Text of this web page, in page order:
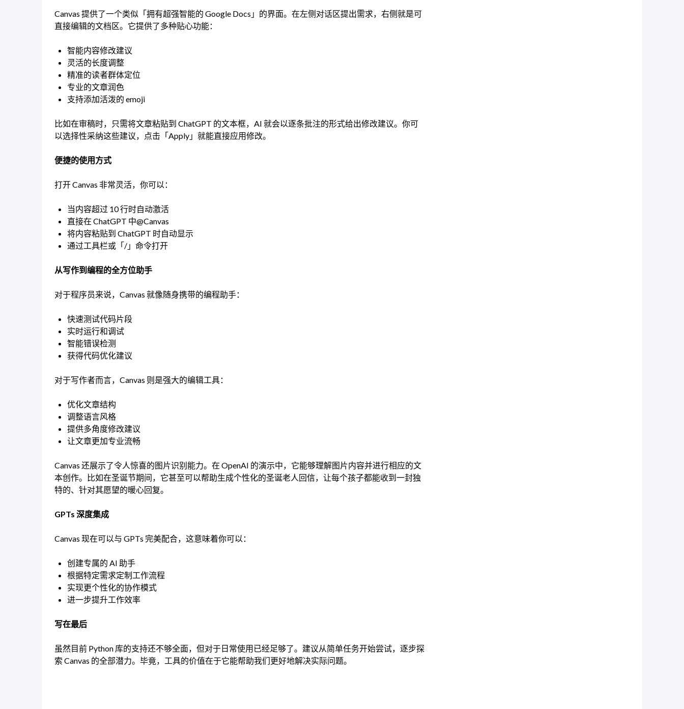
Canvas 提供了一个类似「拥有超强智能的 Google Docs」的界面。在左侧对话区提出需求，右侧就是可
直接编辑的文档区。它提供了多种贴心功能：
智能内容修改建议
灵活的长度调整
精准的读者群体定位
专业的文章润色
支持添加活泼的 emoji
比如在审稿时，只需将文章粘贴到 ChatGPT 的文本框，AI 就会以逐条批注的形式给出修改建议。你可
以选择性采纳这些建议，点击「Apply」就能直接应用修改。
便捷的使用方式
打开 Canvas 非常灵活，你可以：
当内容超过 10 行时自动激活
直接在 ChatGPT 中@Canvas
将内容粘贴到 ChatGPT 时自动显示
通过工具栏或「/」命令打开
从写作到编程的全方位助手
对于程序员来说，Canvas 就像随身携带的编程助手：
快速测试代码片段
实时运行和调试
智能错误检测
获得代码优化建议
对于写作者而言，Canvas 则是强大的编辑工具：
优化文章结构
调整语言风格
提供多角度修改建议
让文章更加专业流畅
Canvas 还展示了令人惊喜的图片识别能力。在 OpenAI 的演示中，它能够理解图片内容并进行相应的文
本创作。比如在圣诞节期间，它甚至可以帮助生成个性化的圣诞老人回信，让每个孩子都能收到一封独
特的、针对其愿望的暖心回复。
GPTs 深度集成
Canvas 现在可以与 GPTs 完美配合，这意味着你可以：
创建专属的 AI 助手
根据特定需求定制工作流程
实现更个性化的协作模式
进一步提升工作效率
写在最后
虽然目前 Python 库的支持还不够全面，但对于日常使用已经足够了。建议从简单任务开始尝试，逐步探
索 Canvas 的全部潜力。毕竟，工具的价值在于它能帮助我们更好地解决实际问题。